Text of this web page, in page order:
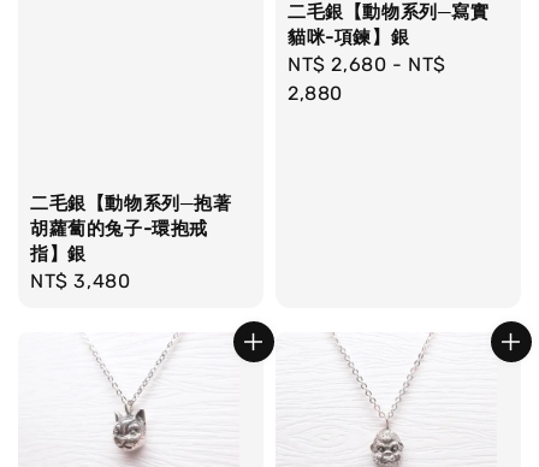
二毛銀【動物系列─抱著
胡蘿蔔的兔子-環抱戒
指】銀
Regular
NT$ 3,480
二毛銀【動物系列─寫實
貓咪-項鍊】銀
Regular
price
NT$ 2,680 - NT$
2,880